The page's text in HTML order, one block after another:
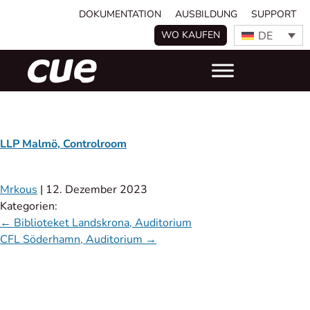
DOKUMENTATION AUSBILDUNG
SUPPORT
WO KAUFEN
DE
LLP Malmö, Controlroom
Mrkous | 12. Dezember 2023
Kategorien:
← Biblioteket Landskrona, Auditorium
CFL Söderhamn, Auditorium →